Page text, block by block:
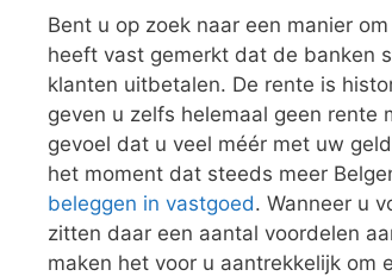
Bent u op zoek naar een manier
heeft vast gemerkt dat de banken
klanten uitbetalen. De rente is
geven u zelfs helemaal geen rente
gevoel dat u veel méér met uw
het moment dat steeds meer
beleggen in vastgoed. Wanneer u
zitten daar een aantal voordelen
maken het voor u aantrekkelijk om